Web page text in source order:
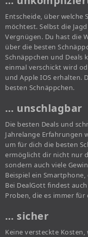
Entscheide, über welche
möchtest. Selbst die
Vergnügen. Du hast die
über die besten
Schnäppchen und Deals
einmal verschickt wird
und Apple IOS erhalten.
besten Schnäppchen.
… unschlagbar
Die besten Deals und
Jahrelange Erfahrungen
um für dich die besten
ermöglicht dir nicht nur
sondern auch viele
Beispiel ein
Bei DealGott findest
Proben, die es immer
… sicher
Keine versteckte